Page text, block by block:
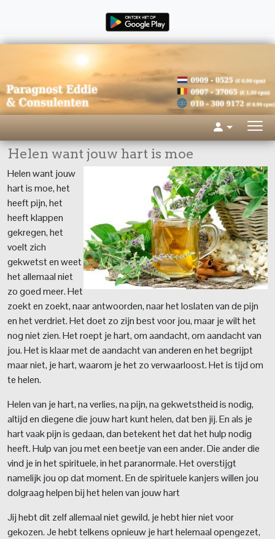
Helen want jouw hart is moe
Helen want jouw
hart is moe, het
heeft pijn, het
heeft klappen
gekregen, het
voelt zich
gekwetst en weet
het allemaal niet
zo goed meer. Het
zoekt en zoekt, naar antwoorden, naar het loslaten van de pijn
en het verdriet. Het doet zo zijn best voor jou, maar je wilt het
nog niet zien. Het roept je hart, om aandacht, om aandacht van
jou. Het is klaar met de aandacht van anderen en het begrijpt
maar niet, je hart, waarom je het zo verwaarloost. Het is tijd om
te helen.
Helen van je hart, na verlies, na pijn, na gekwetstheid is nodig,
altijd en diegene die jouw hart kunt helen, dat ben jij. En als je
hart vaak pijn is gedaan, dan betekent het dat het hulp nodig
heeft. Hulp van jou met een beetje van een ander. Die ander die
vind je in het spirituele, in het paranormale. Het overstijgt
namelijk jou op dat moment. En de spirituele kanjers willen jou
dolgraag helpen bij het helen van jouw hart
Jij hebt dit zelf allemaal niet gewild, je hebt hier niet voor
gekozen. Je hebt telkens opnieuw je hart helemaal opengezet,